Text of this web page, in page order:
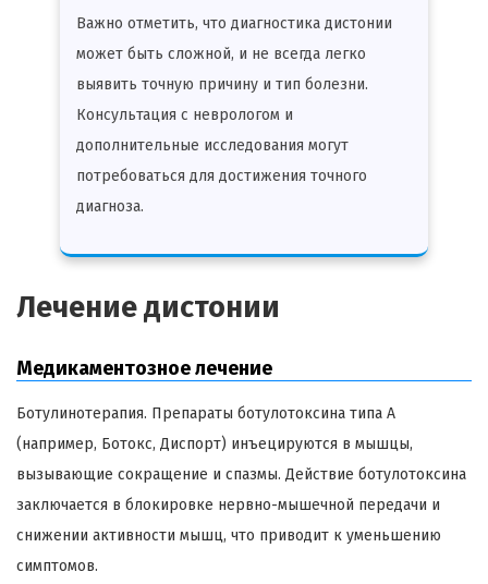
Важно отметить, что диагностика дистонии
может быть сложной, и не всегда легко
выявить точную причину и тип болезни.
Консультация с неврологом и
дополнительные исследования могут
потребоваться для достижения точного
диагноза.
Лечение дистонии
Медикаментозное лечение
Ботулинотерапия. Препараты ботулотоксина типа A
(например, Ботокс, Диспорт) инъецируются в мышцы,
вызывающие сокращение и спазмы. Действие ботулотоксина
заключается в блокировке нервно-мышечной передачи и
снижении активности мышц, что приводит к уменьшению
симптомов.